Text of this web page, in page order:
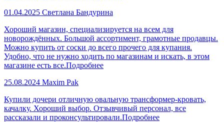
01.04.2025 Светлана Бандурина
Хороший магазин, специализируется на всем для
новорождённых. Большой ассортимент, грамотные продавцы.
Можно купить от соски до всего прочего для купания.
Удобно, что не нужно ходить по магазинам и искать, в этом
магазине есть все.Подробнее
25.08.2024 Maxim Pak
Купили дочери отличную овальную трансформер-кровать,
качалку. Хороший выбор. Отзывчивый персонал, все
рассказали и проконсультировали.Подробнее